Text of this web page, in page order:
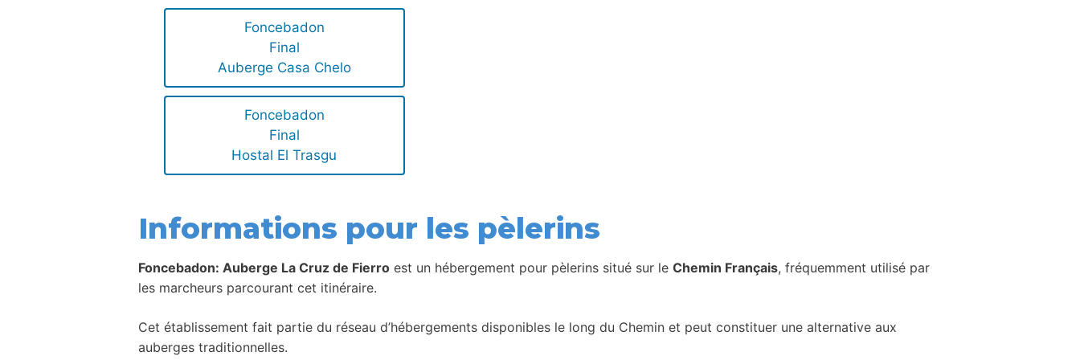
Foncebadon
Final
Auberge Casa Chelo
Foncebadon
Final
Hostal El Trasgu
Informations pour les pèlerins
Foncebadon: Auberge La Cruz de Fierro est un hébergement pour pèlerins situé sur le Chemin Français, fréquemment utilisé par
les marcheurs parcourant cet itinéraire.
Cet établissement fait partie du réseau d’hébergements disponibles le long du Chemin et peut constituer une alternative aux
auberges traditionnelles.